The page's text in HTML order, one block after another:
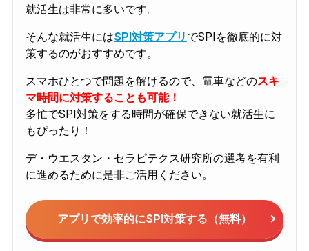
就活生は非常に多いです。
そんな就活生にはSPI対策アプリ でSPIを徹底的に対
策するのがおすすめです。
スマホひとつで問題を解けるので、電車などのスキ
マ時間に対策することも可能！
多忙でSPI対策をする時間が確保できない就活生に
もぴったり！
デ・ウエスタン・セラピテクス研究所の選考を有利
に進めるために是非ご活用ください。
アプリで効率的にSPI対策する（無料）